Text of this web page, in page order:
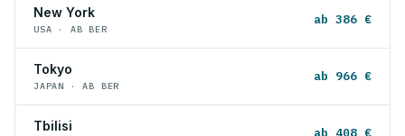
New York
USA · AB BER
ab 386 €
Tokyo
JAPAN · AB BER
ab 966 €
Tbilisi ab 408 €